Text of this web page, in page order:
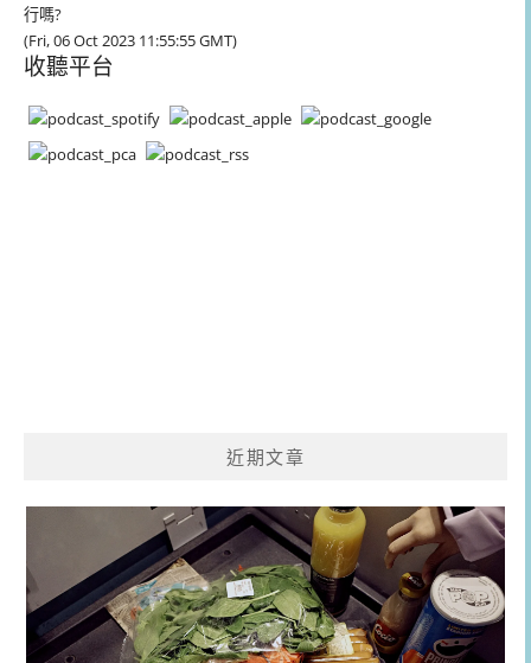
行嗎?
(Fri, 06 Oct 2023 11:55:55 GMT)
收聽平台
近期文章